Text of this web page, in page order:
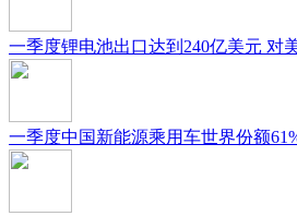
一季度锂电池出口达到240亿美元 对
一季度中国新能源乘用车世界份额